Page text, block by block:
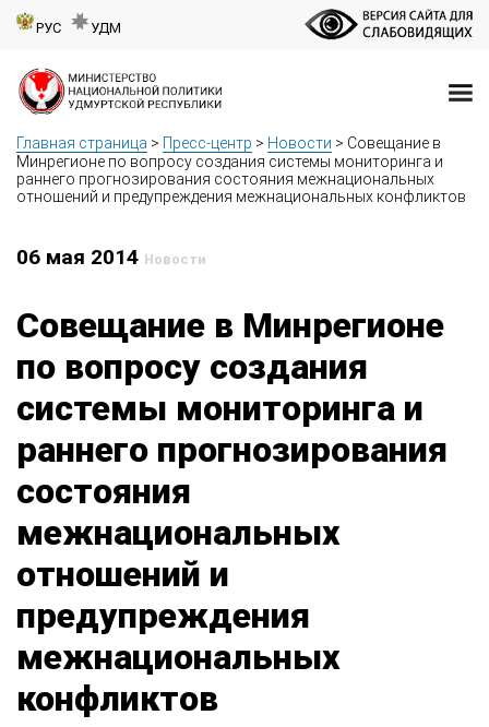
РУС УДМ
Главная страница > Пресс-центр > Новости > Совещание в
Минрегионе по вопросу создания системы мониторинга и
раннего прогнозирования состояния межнациональных
отношений и предупреждения межнациональных конфликтов
06 мая 2014 Новости
Совещание в Минрегионе
по вопросу создания
системы мониторинга и
раннего прогнозирования
состояния
межнациональных
отношений и
предупреждения
межнациональных
конфликтов